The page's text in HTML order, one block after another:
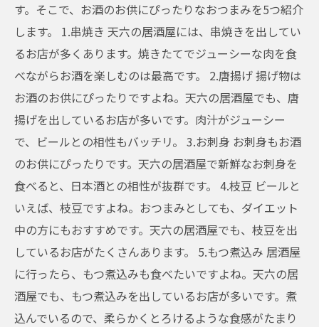
す。そこで、お酒のお供にぴったりなおつまみを5つ紹介
します。 1.串焼き 天六の居酒屋には、串焼きを出してい
るお店が多くあります。焼きたてでジューシーな肉を食
べながらお酒を楽しむのは最高です。 2.唐揚げ 揚げ物は
お酒のお供にぴったりですよね。天六の居酒屋でも、唐
揚げを出しているお店が多いです。肉汁がジューシー
で、ビールとの相性もバッチリ。 3.お刺身 お刺身もお酒
のお供にぴったりです。天六の居酒屋で新鮮なお刺身を
食べると、日本酒との相性が抜群です。 4.枝豆 ビールと
いえば、枝豆ですよね。おつまみとしても、ダイエット
中の方にもおすすめです。天六の居酒屋でも、枝豆を出
しているお店がたくさんあります。 5.もつ煮込み 居酒屋
に行ったら、もつ煮込みも食べたいですよね。天六の居
酒屋でも、もつ煮込みを出しているお店が多いです。煮
込んでいるので、柔らかくとろけるような食感がたまり